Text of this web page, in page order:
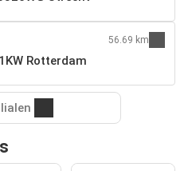
Rotterdam
56.69 km